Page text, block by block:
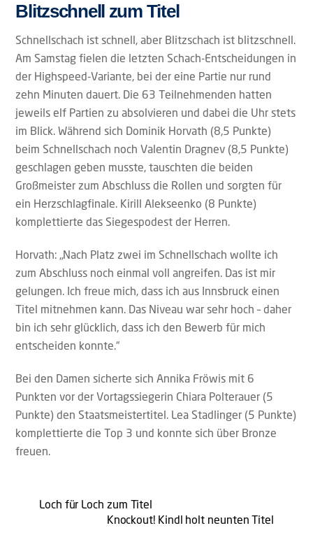
Blitzschnell zum Titel
Schnellschach ist schnell, aber Blitzschach ist blitzschnell.
Am Samstag fielen die letzten Schach-Entscheidungen in
der Highspeed-Variante, bei der eine Partie nur rund
zehn Minuten dauert. Die 63 Teilnehmenden hatten
jeweils elf Partien zu absolvieren und dabei die Uhr stets
im Blick. Während sich Dominik Horvath (8,5 Punkte)
beim Schnellschach noch Valentin Dragnev (8,5 Punkte)
geschlagen geben musste, tauschten die beiden
Großmeister zum Abschluss die Rollen und sorgten für
ein Herzschlagfinale. Kirill Alekseenko (8 Punkte)
komplettierte das Siegespodest der Herren.
Horvath: „Nach Platz zwei im Schnellschach wollte ich
zum Abschluss noch einmal voll angreifen. Das ist mir
gelungen. Ich freue mich, dass ich aus Innsbruck einen
Titel mitnehmen kann. Das Niveau war sehr hoch – daher
bin ich sehr glücklich, dass ich den Bewerb für mich
entscheiden konnte.“
Bei den Damen sicherte sich Annika Fröwis mit 6
Punkten vor der Vortagssiegerin Chiara Polterauer (5
Punkte) den Staatsmeistertitel. Lea Stadlinger (5 Punkte)
komplettierte die Top 3 und konnte sich über Bronze
freuen.
Loch für Loch zum Titel
Knockout! Kindl holt neunten Titel